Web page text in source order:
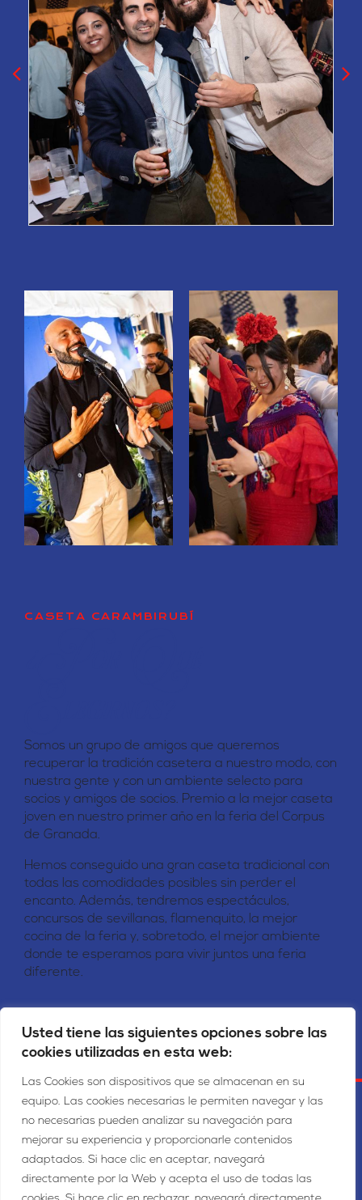
Usted tiene las siguientes opciones sobre las
cookies utilizadas en esta web:
Las Cookies son dispositivos que se almacenan en su
equipo. Las cookies necesarias le permiten navegar y las
no necesarias pueden analizar su navegación para
mejorar su experiencia y proporcionarle contenidos
adaptados. Si hace clic en aceptar, navegará
directamente por la Web y acepta el uso de todas las
CASETA CARAMBIRUBÍ
Somos un grupo de amigos que queremos
recuperar la tradición casetera a nuestro modo, con
nuestra gente y con un ambiente selecto para
socios y amigos de socios. Premio a la mejor caseta
joven en nuestro primer año en la feria del Corpus
de Granada.
Hemos conseguido una gran caseta tradicional con
todas las comodidades posibles sin perder el
encanto. Además, tendremos espectáculos,
concursos de sevillanas, flamenquito, la mejor
cocina de la feria y, sobretodo, el mejor ambiente
donde te esperamos para vivir juntos una feria
diferente.
DISFRUTA DE LA FERIA DE
GRANADAEn Carambirubí
Menús Hazte Socio Reserva tu mesa